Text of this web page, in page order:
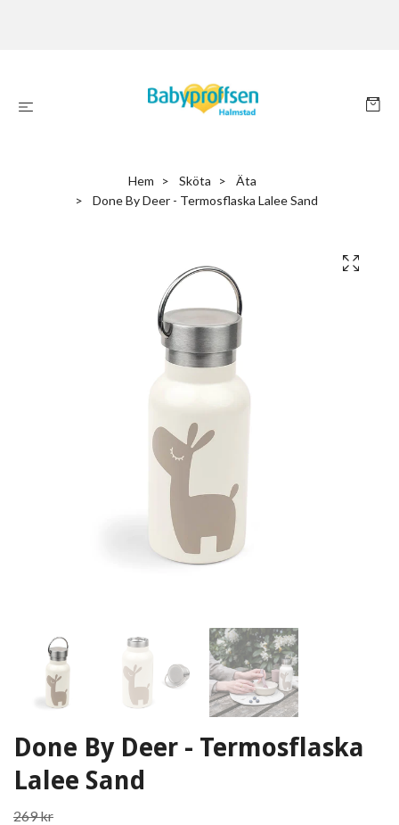
Hem Sköta
Äta
Done By Deer - Termosflaska Lalee Sand
Done By Deer - Termosflaska
Lalee Sand
269 kr